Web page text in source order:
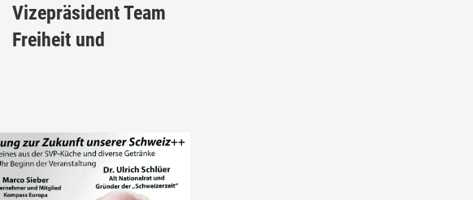
Vizepräsident Team
Freiheit und